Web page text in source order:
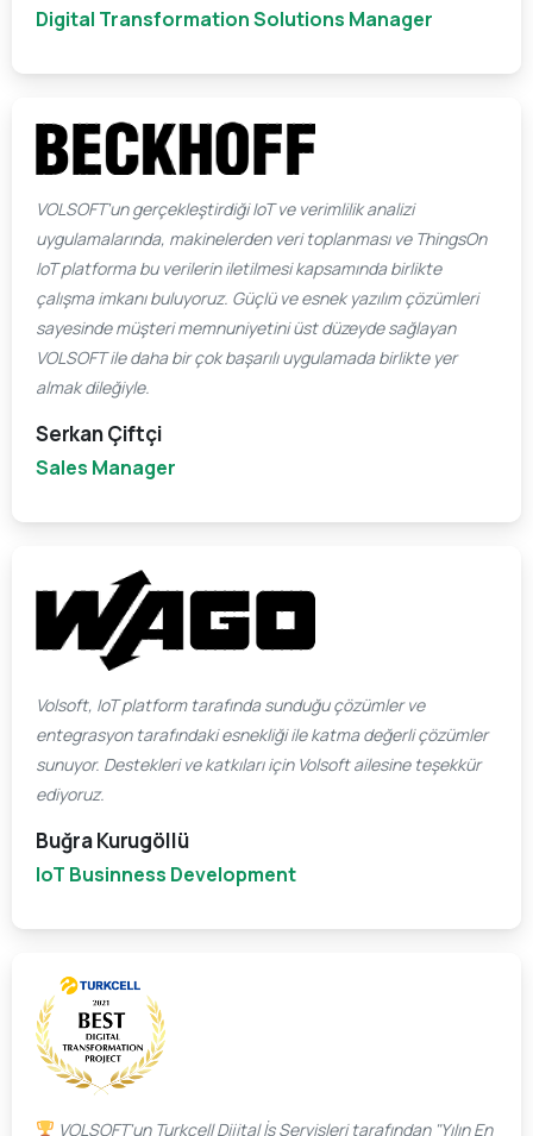
Digital Transformation Solutions Manager
VOLSOFT'un gerçekleştirdiği IoT ve verimlilik analizi
uygulamalarında, makinelerden veri toplanması ve ThingsOn
IoT platforma bu verilerin iletilmesi kapsamında birlikte
çalışma imkanı buluyoruz. Güçlü ve esnek yazılım çözümleri
sayesinde müşteri memnuniyetini üst düzeyde sağlayan
VOLSOFT ile daha bir çok başarılı uygulamada birlikte yer
almak dileğiyle.
Serkan Çiftçi
Sales Manager
Volsoft, IoT platform tarafında sunduğu çözümler ve
entegrasyon tarafındaki esnekliği ile katma değerli çözümler
sunuyor. Destekleri ve katkıları için Volsoft ailesine teşekkür
ediyoruz.​
Buğra Kurugöllü
IoT Businness Development
VOLSOFT'un Turkcell Dijital İş Servisleri tarafından "Yılın En